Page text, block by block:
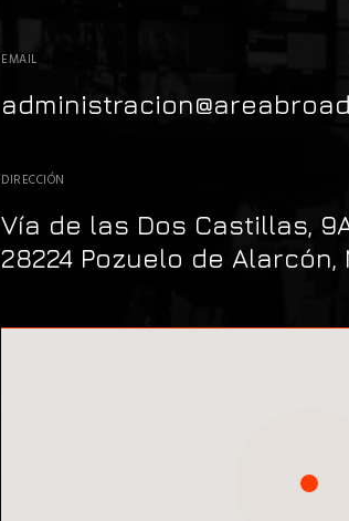
EMAIL
DIRECCIÓN
Vía de las Dos Castillas,
28224 Pozuelo de Alarcón,